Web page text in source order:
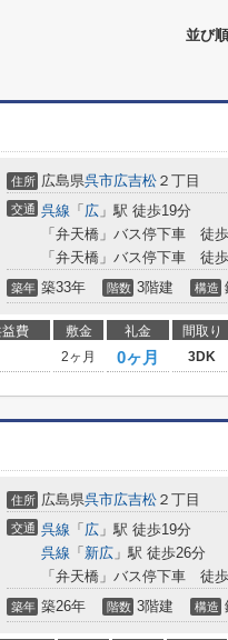
並び順
住所 広島県呉市広吉松 ２丁目
交通 呉線 「 広 」駅 徒歩19分
「弁天橋」バス停下車 徒
「弁天橋」バス停下車 徒
築年 築33年 階数 3階建 構造
費 敷金 礼金 間取り
2ヶ月 0ヶ月 3DK
住所 広島県呉市広吉松 ２丁目
交通 呉線 「 広 」駅 徒歩19分
呉線 「 新広 」駅 徒歩26分
「弁天橋」バス停下車 徒
築年 築26年 階数 3階建 構造